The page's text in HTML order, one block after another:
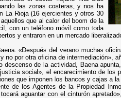
las zonas costeras, y nos ha
La Rioja (16 ejercientes y otros 30
que al calor del boom de la
con un teléfono móvil como toda
y entraron en un mercado
«Después del verano muchas
no por otra oficina de intermediación»,
de la actividad, Baena
social», el encarecimiento de los
que imponen los bancos y cajas a
de los Agentes de la Propiedad
aguantar con el cinturón